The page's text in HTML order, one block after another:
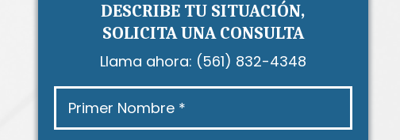
DESCRIBE TU SITUACIÓN,
SOLICITA UNA CONSULTA
Llama ahora: (561) 832-4348